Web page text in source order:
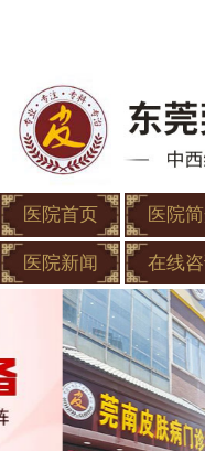
医院首页 医院
医院新闻 在线